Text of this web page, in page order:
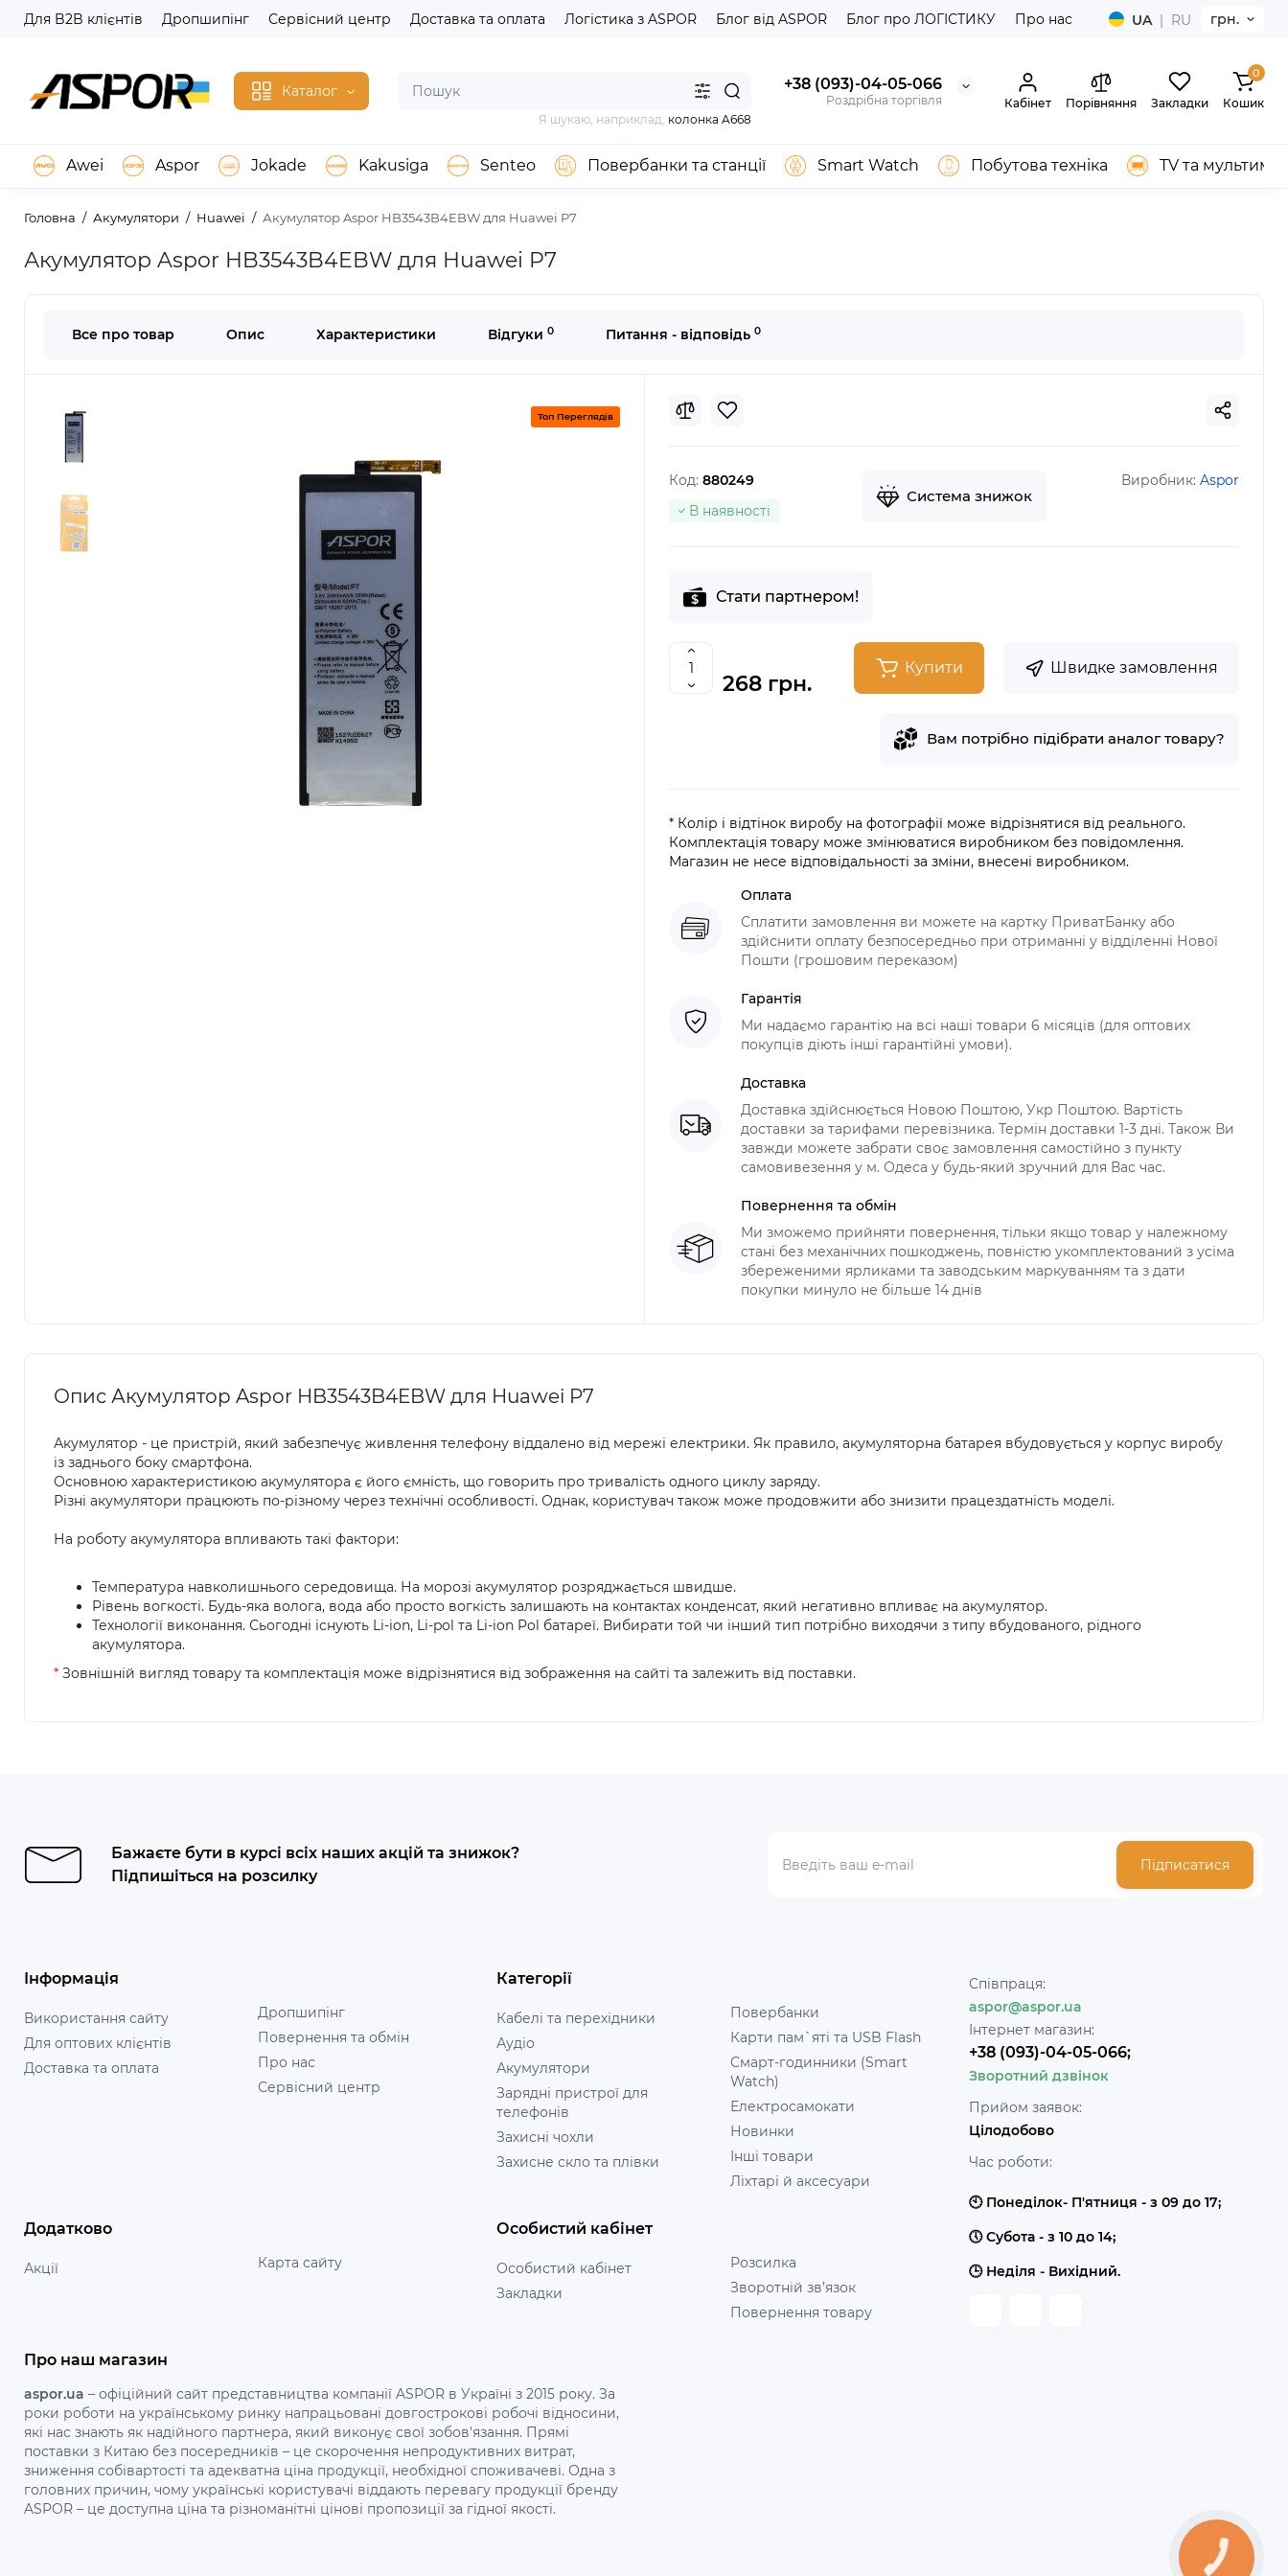
Для B2B клієнтів Дропшипінг Сервісний центр Доставка та оплата Логістика з ASPOR Блог від ASPOR Блог про ЛОГІСТИКУ Про нас UA | RU грн.
Каталог +38 (093)-04-05-066
Роздрібна торгівля
Я шукаю, наприклад, колонка A668
Кабінет Порівняння Закладки
0
Кошик
Awei Aspor Jokade Kakusiga Senteo Повербанки та станції Smart Watch Побутова техніка TV та
Головна Акумулятори Huawei Акумулятор Aspor HB3543B4EBW для Huawei P7
Акумулятор Aspor HB3543B4EBW для Huawei P7
Все про товар Опис Характеристики Відгуки 0 Питання - відповідь 0
Топ Переглядів
Код: 880249 Виробник: Aspor
В наявності
Система знижок
Стати партнером!
268 грн.
Купити Швидке замовлення
Вам потрібно підібрати аналог товару?
* Колір і відтінок виробу на фотографії може відрізнятися від реального.
Комплектація товару може змінюватися виробником без повідомлення.
Магазин не несе відповідальності за зміни, внесені виробником.
Оплата
Сплатити замовлення ви можете на картку ПриватБанку або
здійснити оплату безпосередньо при отриманні у відділенні Нової
Пошти (грошовим переказом)
Гарантія
Ми надаємо гарантію на всі наші товари 6 місяців (для оптових
покупців діють інші гарантійні умови).
Доставка
Доставка здійснюється Новою Поштою, Укр Поштою. Вартість
доставки за тарифами перевізника. Термін доставки 1-3 дні. Також Ви
завжди можете забрати своє замовлення самостійно з пункту
самовивезення у м. Одеса у будь-який зручний для Вас час.
Повернення та обмін
Ми зможемо прийняти повернення, тільки якщо товар у належному
стані без механічних пошкоджень, повністю укомплектований з усіма
збереженими ярликами та заводським маркуванням та з дати
покупки минуло не більше 14 днів
Опис Акумулятор Aspor HB3543B4EBW для Huawei P7
Акумулятор - це пристрій, який забезпечує живлення телефону віддалено від мережі електрики. Як правило, акумуляторна батарея вбудовується у корпус виробу
із заднього боку смартфона.
Основною характеристикою акумулятора є його ємність, що говорить про тривалість одного циклу заряду.
Різні акумулятори працюють по-різному через технічні особливості. Однак, користувач також може продовжити або знизити працездатність моделі.
На роботу акумулятора впливають такі фактори:
Температура навколишнього середовища. На морозі акумулятор розряджається швидше.
Рівень вогкості. Будь-яка волога, вода або просто вогкість залишають на контактах конденсат, який негативно впливає на акумулятор.
Технології виконання. Сьогодні існують Li-ion, Li-pol та Li-ion Pol батареї. Вибирати той чи інший тип потрібно виходячи з типу вбудованого, рідного
акумулятора.
* Зовнішній вигляд товару та комплектація може відрізнятися від зображення на сайті та залежить від поставки.
Бажаєте бути в курсі всіх наших акцій та знижок?
Підпишіться на розсилку
Підписатися
Інформація
Використання сайту
Для оптових клієнтів
Доставка та оплата
Дропшипінг
Повернення та обмін
Про нас
Сервісний центр
Категорії
Кабелі та перехідники
Аудіо
Акумулятори
Зарядні пристрої для
телефонів
Захисні чохли
Захисне скло та плівки
Повербанки
Карти пам`яті та USB Flash
Смарт-годинники (Smart
Watch)
Електросамокати
Новинки
Інші товари
Ліхтарі й аксесуари
Додатково
Акції Карта сайту
Особистий кабінет
Особистий кабінет
Закладки
Розсилка
Зворотній зв’язок
Повернення товару
Співпраця:
aspor@aspor.ua
Інтернет магазин:
+38 (093)-04-05-066;
Зворотний дзвінок
Прийом заявок:
Цілодобово
Час роботи:
🕙 Понеділок- П'ятниця - з 09 до 17;
🕔 Субота - з 10 до 14;
🕒 Неділя - Вихідний.
Про наш магазин
aspor.ua – офіційний сайт представництва компанії ASPOR в Україні з 2015 року. За
роки роботи на українському ринку напрацьовані довгострокові робочі відносини,
які нас знають як надійного партнера, який виконує свої зобов'язання. Прямі
поставки з Китаю без посередників – це скорочення непродуктивних витрат,
зниження собівартості та адекватна ціна продукції, необхідної споживачеві. Одна з
головних причин, чому українські користувачі віддають перевагу продукції бренду
ASPOR – це доступна ціна та різноманітні цінові пропозиції за гідної якості.